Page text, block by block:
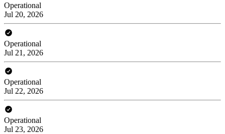
Operational
Jul 20, 2026
Operational
Jul 21, 2026
Operational
Jul 22, 2026
Operational
Jul 23, 2026